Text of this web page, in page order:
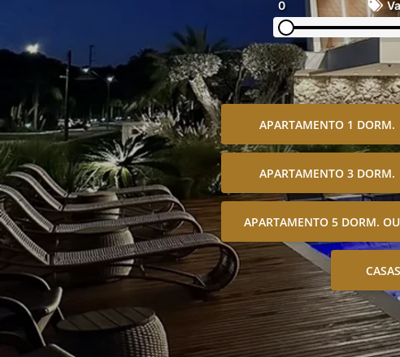
0
APARTAMENTO 1 DORM.
APARTAMENTO 3 DORM.
APARTAMENTO 5 DORM.